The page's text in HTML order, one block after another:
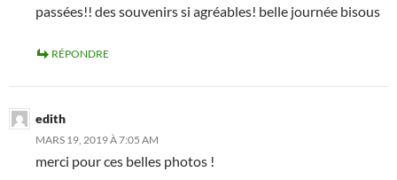
passées!! des souvenirs si agréables! belle journée bisous
RÉPONDRE
edith
MARS 19, 2019 À 7:05 AM
merci pour ces belles photos !